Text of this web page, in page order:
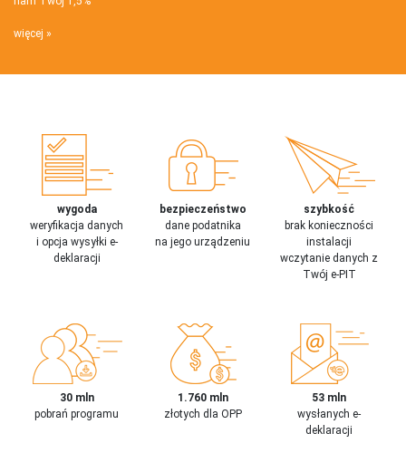
więcej
wygoda
weryfikacja danych
i opcja wysyłki e-
deklaracji
bezpieczeństwo
dane podatnika
na jego urządzeniu
szybkość
brak konieczności
instalacji
wczytanie danych z
Twój e-PIT
30 mln
pobrań programu
1.760 mln
złotych dla OPP
53 mln
wysłanych e-
deklaracji